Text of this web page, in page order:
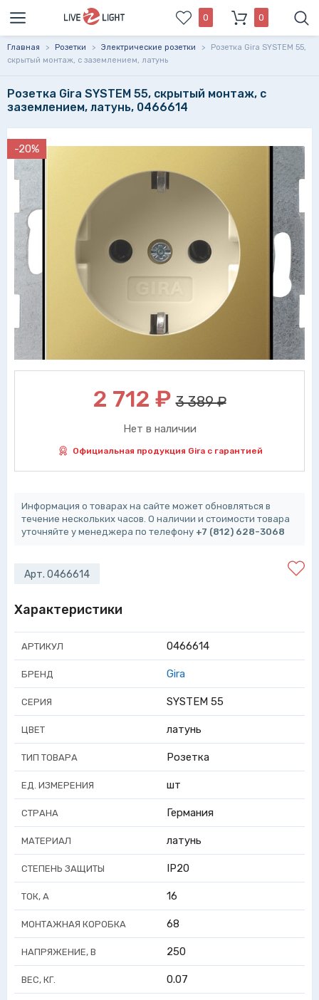
0 0
Главная > Розетки > Электрические розетки >
Розетка Gira SYSTEM 55,
скрытый монтаж, с заземлением, латунь
Розетка Gira SYSTEM 55, скрытый монтаж, с
заземлением, латунь, 0466614
-20%
2 712 ₽ 3 389 ₽
Нет в наличии
Официальная продукция Gira с гарантией
Информация о товарах на сайте может обновляться в
течение нескольких часов. О наличии и стоимости товара
уточняйте у менеджера по телефону +7 (812) 628-3068
Арт. 0466614
Характеристики
АРТИКУЛ 0466614
БРЕНД Gira
СЕРИЯ SYSTEM 55
ЦВЕТ латунь
ТИП ТОВАРА Розетка
ЕД. ИЗМЕРЕНИЯ шт
СТРАНА Германия
МАТЕРИАЛ латунь
СТЕПЕНЬ ЗАЩИТЫ IP20
ТОК, А 16
МОНТАЖНАЯ КОРОБКА 68
НАПРЯЖЕНИЕ, В 250
ВЕС, КГ. 0.07